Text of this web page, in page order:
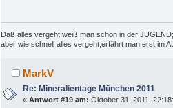
Daß alles vergeht;weiß man schon in der JUGEND;
aber wie schnell alles vergeht,erfährt man erst im
MarkV
Re: Mineralientage München 2011
«Antwort #19 am: Oktober 31, 2011,